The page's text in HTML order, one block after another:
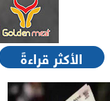
الأكثر قراءةً